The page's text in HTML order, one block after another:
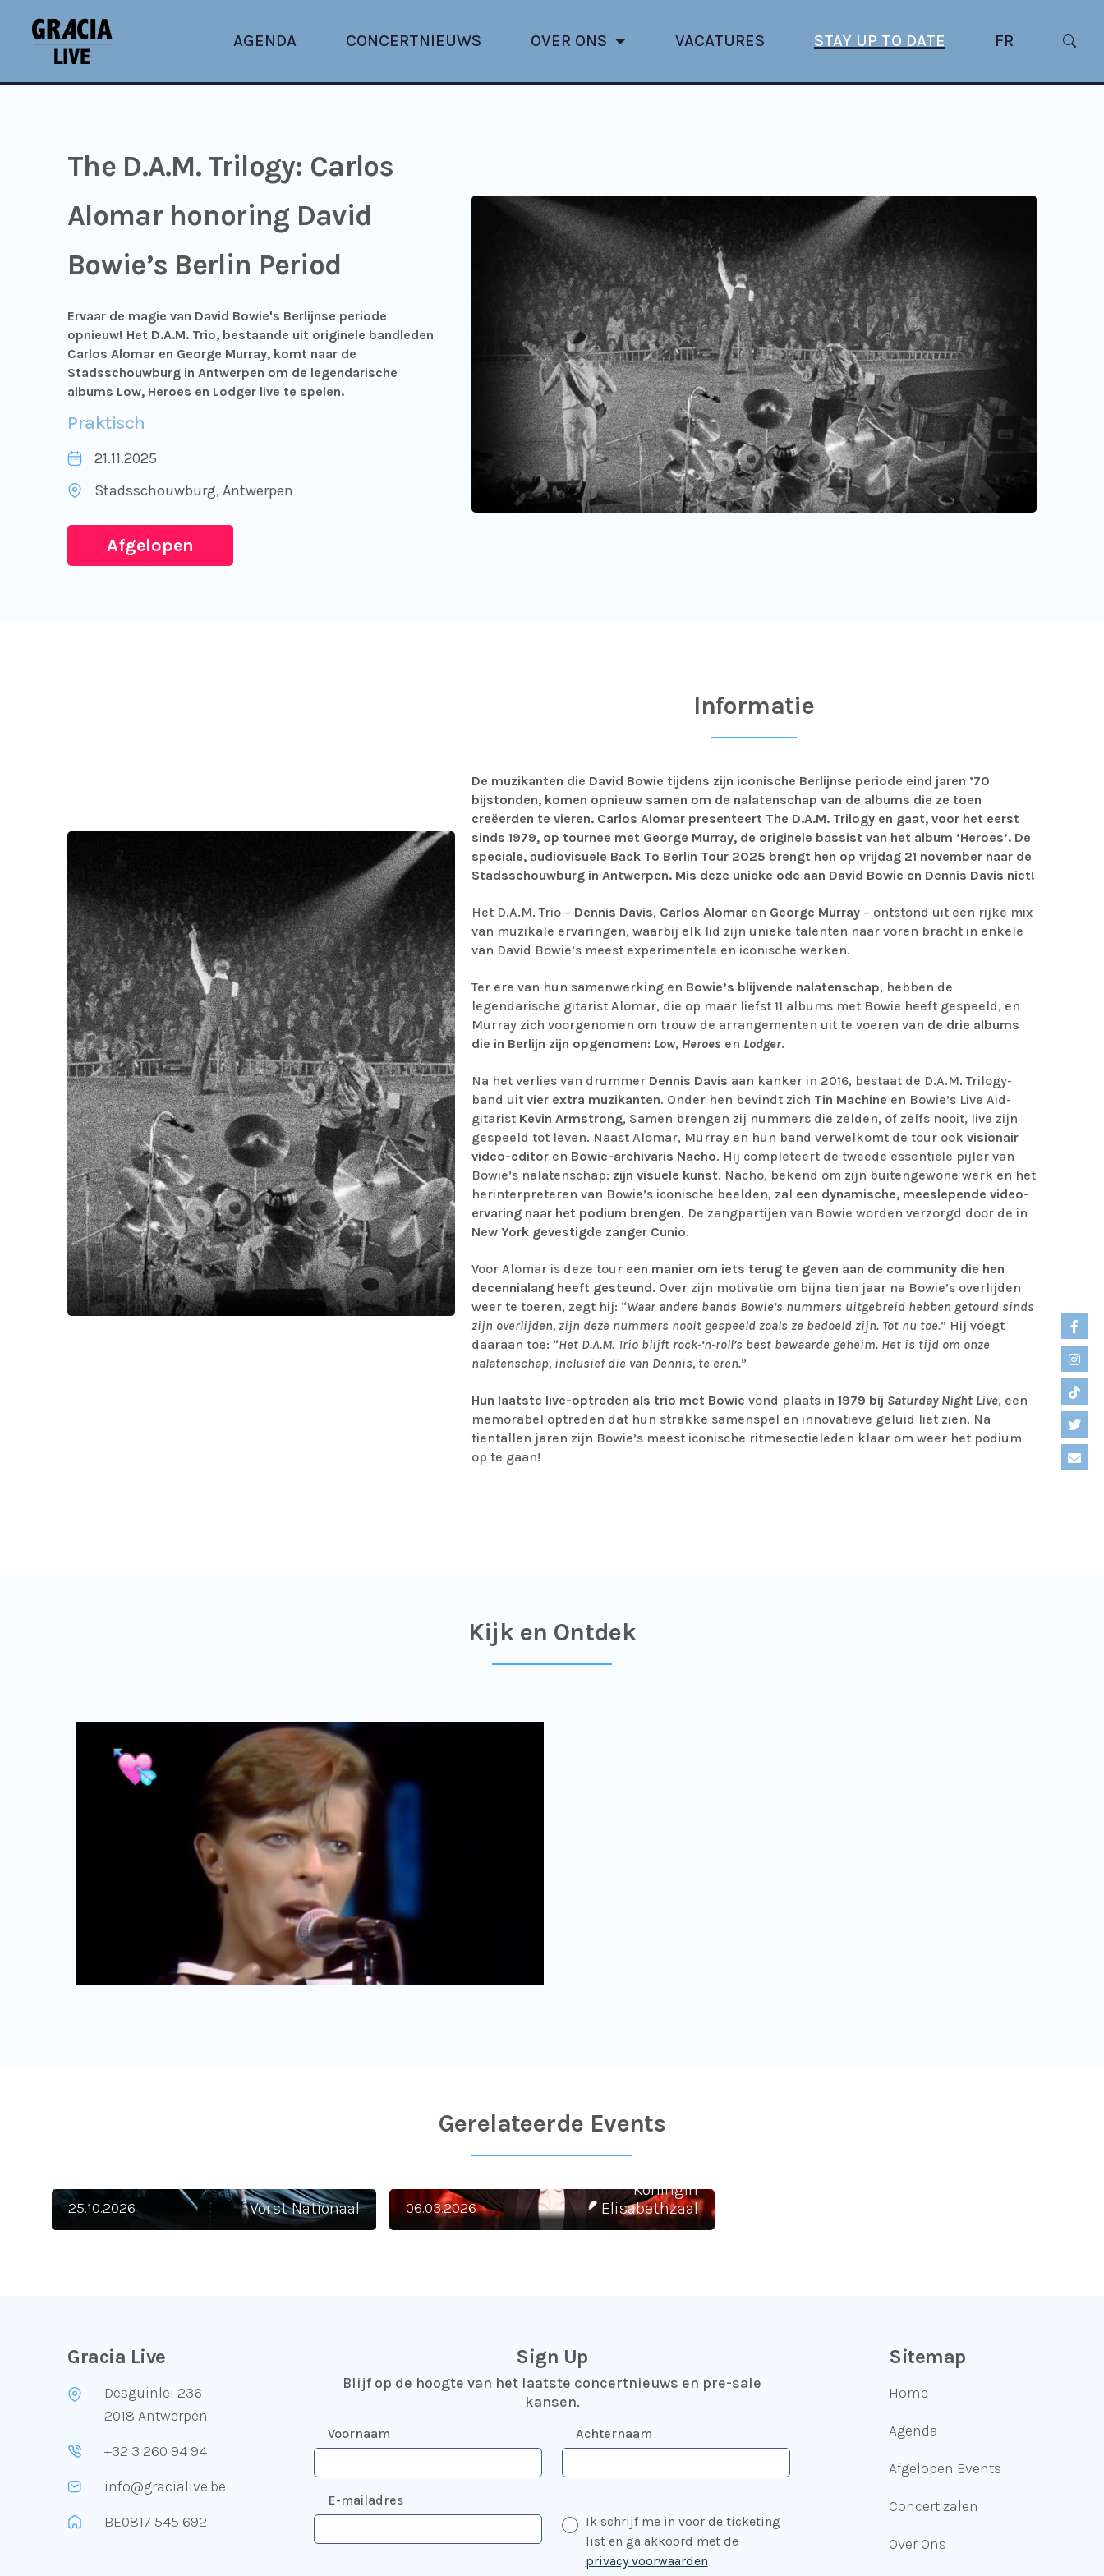
AGENDA CONCERTNIEUWS OVER ONS VACATURES STAY UP TO DATE FR
The D.A.M. Trilogy: Carlos
Alomar honoring David
Bowie’s Berlin Period
Ervaar de magie van David Bowie's Berlijnse periode
opnieuw! Het D.A.M. Trio, bestaande uit originele bandleden
Carlos Alomar en George Murray, komt naar de
Stadsschouwburg in Antwerpen om de legendarische
albums Low, Heroes en Lodger live te spelen.
Praktisch
21.11.2025
Stadsschouwburg, Antwerpen
Afgelopen
Informatie
De muzikanten die David Bowie tijdens zijn iconische Berlijnse periode eind jaren ’70
bijstonden, komen opnieuw samen om de nalatenschap van de albums die ze toen
creëerden te vieren. Carlos Alomar presenteert The D.A.M. Trilogy en gaat, voor het eerst
sinds 1979, op tournee met George Murray, de originele bassist van het album ‘Heroes’. De
speciale, audiovisuele Back To Berlin Tour 2025 brengt hen op vrijdag 21 november naar de
Stadsschouwburg in Antwerpen. Mis deze unieke ode aan David Bowie en Dennis Davis niet!
Het D.A.M. Trio – Dennis Davis, Carlos Alomar en George Murray – ontstond uit een rijke mix
van muzikale ervaringen, waarbij elk lid zijn unieke talenten naar voren bracht in enkele
van David Bowie’s meest experimentele en iconische werken.
Ter ere van hun samenwerking en Bowie’s blijvende nalatenschap, hebben de
legendarische gitarist Alomar, die op maar liefst 11 albums met Bowie heeft gespeeld, en
Murray zich voorgenomen om trouw de arrangementen uit te voeren van de drie albums
die in Berlijn zijn opgenomen: Low, Heroes en Lodger.
Na het verlies van drummer Dennis Davis aan kanker in 2016, bestaat de D.A.M. Trilogy-
band uit vier extra muzikanten. Onder hen bevindt zich Tin Machine en Bowie’s Live Aid-
gitarist Kevin Armstrong, Samen brengen zij nummers die zelden, of zelfs nooit, live zijn
gespeeld tot leven. Naast Alomar, Murray en hun band verwelkomt de tour ook visionair
video-editoren Bowie-archivaris Nacho. Hij completeert de tweede essentiële pijler van
Bowie’s nalatenschap: zijn visuele kunst. Nacho, bekend om zijn buitengewone werk en het
herinterpreteren van Bowie’s iconische beelden, zal een dynamische, meeslepende video-
ervaring naar het podium brengen. De zangpartijen van Bowie worden verzorgd door de in
New York gevestigde zanger Cunio.
Voor Alomar is deze tour een manier om iets terug te geven aan de community die hen
decennialang heeft gesteund. Over zijn motivatie om bijna tien jaar na Bowie’s overlijden
weer te toeren, zegt hij: “Waar andere bands Bowie’s nummers uitgebreid hebben getourd sinds
zijn overlijden, zijn deze nummers nooit gespeeld zoals ze bedoeld zijn. Tot nu toe.” Hij voegt
daaraan toe: “Het D.A.M. Trio blijft rock-‘n-roll’s best bewaarde geheim. Het is tijd om onze
nalatenschap, inclusief die van Dennis, te eren.”
Hun laatste live-optreden als trio met Bowie vond plaats in 1979 bij Saturday Night Live, een
memorabel optreden dat hun strakke samenspel en innovatieve geluid liet zien. Na
tientallen jaren zijn Bowie’s meest iconische ritmesectieleden klaar om weer het podium
op te gaan!
Kijk en Ontdek
Gerelateerde Events
25.10.2026 Vorst Nationaal
Helmut Lotti Goes
06.03.2026
Koningin
Elisabethzaal
Gracia Live
Desguinlei 236
2018 Antwerpen
+32 3 260 94 94
info@gracialive.be
BE0817 545 692
Sign Up
Blijf op de hoogte van het laatste concertnieuws en pre-sale
kansen.
Voornaam Achternaam
E-mailadres
Ik schrijf me in voor de ticketing
list en ga akkoord met de
privacy voorwaarden
Sitemap
Home
Agenda
Afgelopen Events
Concert zalen
Over Ons